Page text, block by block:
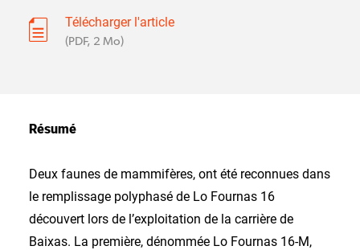
Télécharger l'article
(PDF, 2 Mo)
Résumé
Deux faunes de mammifères, ont été reconnues dans
le remplissage polyphasé de Lo Fournas 16
découvert lors de l’exploitation de la carrière de
Baixas. La première, dénommée Lo Fournas 16-M,